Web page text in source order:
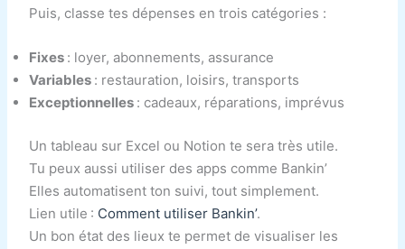
Puis, classe tes dépenses en trois catégories :
Fixes : loyer, abonnements, assurance
Variables : restauration, loisirs, transports
Exceptionnelles : cadeaux, réparations, imprévus
Un tableau sur Excel ou Notion te sera très utile.
Tu peux aussi utiliser des apps comme Bankin’
Elles automatisent ton suivi, tout simplement.
Lien utile : Comment utiliser Bankin’.
Un bon état des lieux te permet de visualiser les